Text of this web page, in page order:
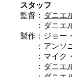
スタッフ
監督： ダニエ
： ダニエ
製作：ジョー
：アンソニ
：マイク・
： ダニエ